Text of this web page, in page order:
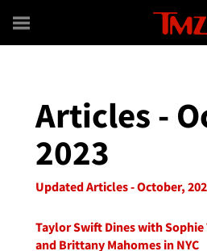
Articles -
2023
Updated Articles - October,
Taylor Swift Dines with
and Brittany Mahomes in NYC